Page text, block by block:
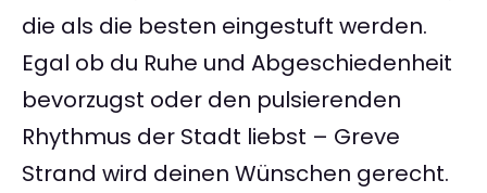
die als die besten eingestuft werden.
Egal ob du Ruhe und Abgeschiedenheit
bevorzugst oder den pulsierenden
Rhythmus der Stadt liebst – Greve
Strand wird deinen Wünschen gerecht.